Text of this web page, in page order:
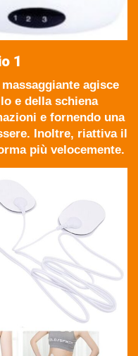
1
agisce
e della schiena
e fornendo una
Inoltre, riattiva il
più velocemente.